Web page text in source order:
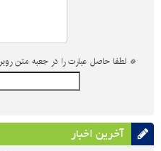
* لطفا حاصل عبارت را در جعبه متن
آخرین اخبار